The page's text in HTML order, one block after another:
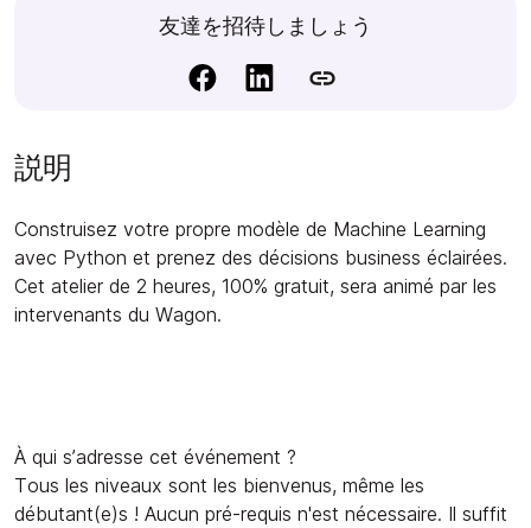
友達を招待しましょう
説明
Construisez votre propre modèle de Machine Learning
avec Python et prenez des décisions business éclairées.
Cet atelier de 2 heures, 100% gratuit, sera animé par les
intervenants du Wagon.
À qui s’adresse cet événement ?
Tous les niveaux sont les bienvenus, même les
débutant(e)s ! Aucun pré-requis n'est nécessaire. Il suffit